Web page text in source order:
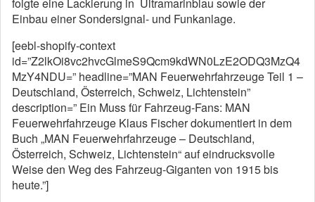
Einbau einer Sondersignal- und Funkanlage.
[eebl-shopify-context
id=”Z2lkOi8vc2hvcGlmeS9Qcm9kdWN0LzE2ODQ3MzQ4
MzY4NDU=” headline=”MAN Feuerwehrfahrzeuge Teil 1 –
Deutschland, Österreich, Schweiz, Lichtenstein”
description=” Ein Muss für Fahrzeug-Fans: MAN
Feuerwehrfahrzeuge Klaus Fischer dokumentiert in dem
Buch „MAN Feuerwehrfahrzeuge – Deutschland,
Österreich, Schweiz, Lichtenstein“ auf eindrucksvolle
Weise den Weg des Fahrzeug-Giganten von 1915 bis
heute.”]